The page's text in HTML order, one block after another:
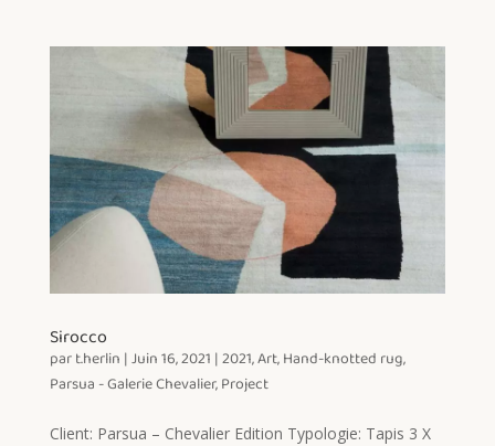
Sirocco
part.herlin |Juin 16, 2021 |2021,Art,Hand-knotted rug,
Parsua - Galerie Chevalier,Project
Client: Parsua – Chevalier Edition Typologie: Tapis 3 X